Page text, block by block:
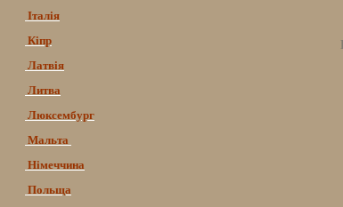
Італія
Кіпр
Латвія
Литва
Люксембург
Мальта
Німеччина
Польща